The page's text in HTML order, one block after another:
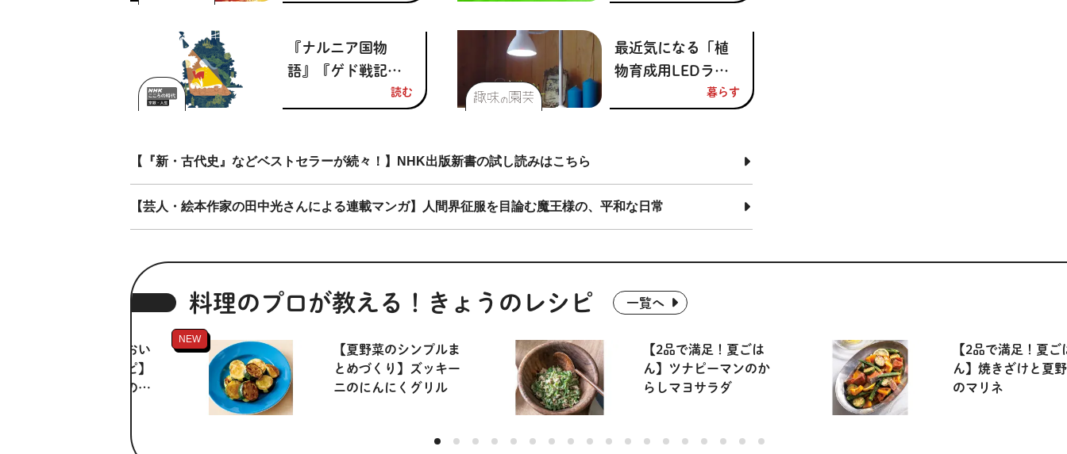
語』#1【別冊
NHK100分de名
『ナルニア国物
語』『ゲド戦記』
『ハリー・ポッタ
【NHKこころの時
代『ファンタジー
に秘められた宗
教』】
読む
最近気になる「植
物育成用LEDライ
ト」 普通のLED
暮らす
【『新・古代史』などベストセラーが続々！】NHK出版新書の試し読みはこちら
【芸人・絵本作家の田中光さんによる連載マンガ】人間界征服を目論む魔王様の、平和な日常
料理のプロが教える！ きょうのレシピ 一覧へ
【シンプルだからおい
しい！夏野菜レシピ】
さばみそきゅうりのラ
NEW
【夏野菜のシンプルま
とめづくり】ズッキー
ニのにんにくグリル
【2品で満足！夏ごは
ん】ツナピーマンのか
らしマヨサラダ
【2品で満足！夏ご
ん】焼きざけと夏
のマリネ